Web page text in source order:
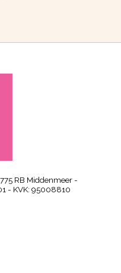
RB Middenmeer -
- KVK: 95008810